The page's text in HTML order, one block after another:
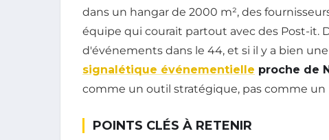
dans un hangar de 2000 m², des
équipe qui courait partout avec des Post-it.
d'événements dans le 44, et si il y a bien
signalétique événementielle proche de
comme un outil stratégique, pas comme un
POINTS CLÉS À RETENIR